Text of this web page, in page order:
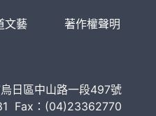
文藝 著作權聲明
日區中山路一段497號
Fax：(04)23362770